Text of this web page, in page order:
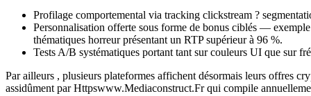
Profilage comportemental via tracking clickstream ?
Personnalisation offerte sous forme de bonus ciblés —
thématiques horreur présentant un RTP supérieur à 96 %.
Tests A/B systématiques portant tant sur couleurs UI que sur
Par ailleurs , plusieurs plateformes affichent désormais leurs offres
assidûment par Httpswww.Mediaconstruct.Fr qui compile